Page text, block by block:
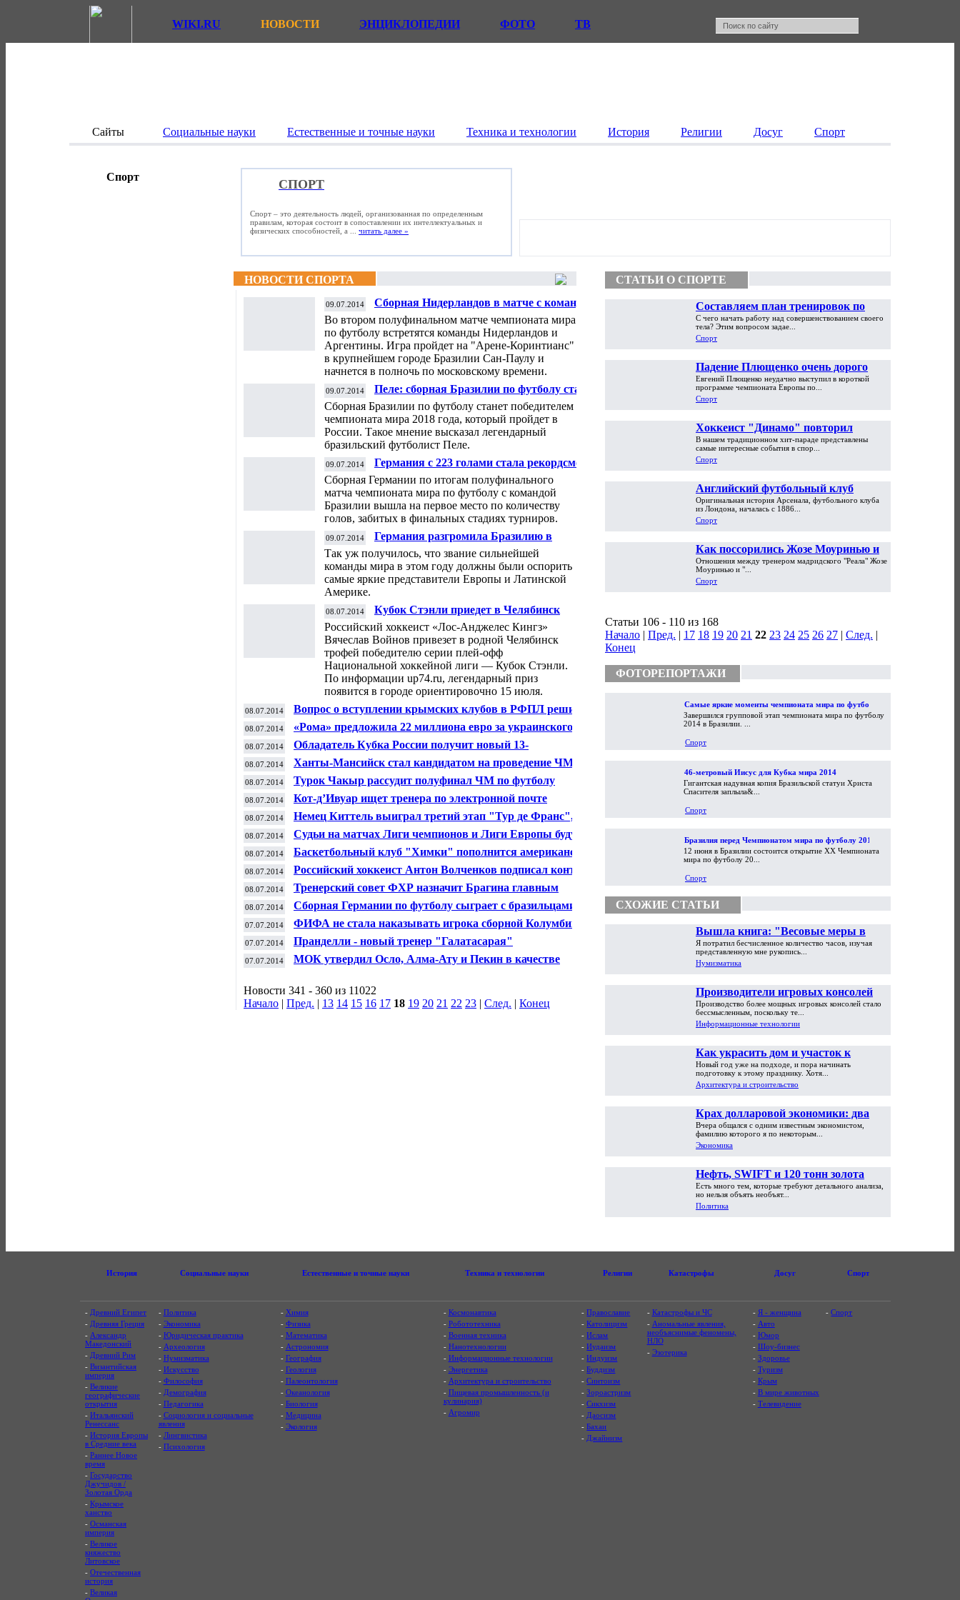
WIKI.RU НОВОСТИ ЭНЦИКЛОПЕДИИ ФОТО ТВ
Сайты Социальные науки Естественные и точные науки Техника и технологии История Религии Досуг Спорт
Спорт
СПОРТ
Спорт – это деятельность людей, организованная по определенным
правилам, которая состоит в сопоставлении их интеллектуальных и
физических способностей, а ... читать далее »
НОВОСТИ СПОРТА
09.07.2014
Сборная Нидерландов в матче с командой
Аргентины может второй раз подряд
выйти в финал ЧМ
Во втором полуфинальном матче чемпионата мира
по футболу встретятся команды Нидерландов и
Аргентины. Игра пройдет на "Арене-Коринтианс"
в крупнейшем городе Бразилии Сан-Паулу и
начнется в полночь по московскому времени.
09.07.2014
Пеле: сборная Бразилии по футболу станет
чемпионом мира в 2018 году
Сборная Бразилии по футболу станет победителем
чемпионата мира 2018 года, который пройдет в
России. Такое мнение высказал легендарный
бразильский футболист Пеле.
09.07.2014
Германия с 223 голами стала рекордсменом
чемпионатов мира по футболу
Сборная Германии по итогам полуфинального
матча чемпионата мира по футболу с командой
Бразилии вышла на первое место по количеству
голов, забитых в финальных стадиях турниров.
09.07.2014
Германия разгромила Бразилию в
Так уж получилось, что звание сильнейшей
команды мира в этом году должны были оспорить
самые яркие представители Европы и Латинской
Америке.
08.07.2014
Кубок Стэнли приедет в Челябинск
Российский хоккеист «Лос-Анджелес Кингз»
Вячеслав Войнов привезет в родной Челябинск
трофей победителю серии плей-офф
Национальной хоккейной лиги — Кубок Стэнли.
По информации up74.ru, легендарный приз
появится в городе ориентировочно 15 июля.
08.07.2014
Вопрос о вступлении крымских клубов в РФПЛ решится
в течение двух недель
08.07.2014
«Рома» предложила 22 миллиона евро за украинского
футболиста
08.07.2014
Обладатель Кубка России получит новый 13-
килограммовый трофей
08.07.2014
Ханты-Мансийск стал кандидатом на проведение ЧМ-2019
по биатлону
08.07.2014
Турок Чакыр рассудит полуфинал ЧМ по футболу
Нидерланды - Аргентина
08.07.2014 Кот-д’Ивуар ищет тренера по электронной почте
08.07.2014
Немец Киттель выиграл третий этап "Тур де Франс",
Кристофф - пятый
08.07.2014
Судьи на матчах Лиги чемпионов и Лиги Европы будут
использовать баллончики с пеной
08.07.2014
Баскетбольный клуб "Химки" пополнится американским
форвардом Тайлером Хоникаттом
08.07.2014
Российский хоккеист Антон Волченков подписал контракт
с клубом НХЛ "Нэшвилл"
08.07.2014
Тренерский совет ФХР назначит Брагина главным
тренером молодежной сборной России по хоккею
08.07.2014
Сборная Германии по футболу сыграет с бразильцами в
полуфинале ЧМ-2014
07.07.2014
ФИФА не стала наказывать игрока сборной Колумбии
Хуана Суньигу за нанесение травмы Неймару
07.07.2014 Пранделли - новый тренер "Галатасарая"
07.07.2014
МОК утвердил Осло, Алма-Ату и Пекин в качестве
Новости 341 - 360 из 11022
Начало | Пред. | 13 14 15 16 17 18 19 20 21 22 23 | След. | Конец
СТАТЬИ О СПОРТЕ
Составляем план тренировок по
бодибилдингу
С чего начать работу над совершенствованием своего
тела? Этим вопросом задае...
Спорт
Падение Плющенко очень дорого
обойдется России в Сочи
Евгений Плющенко неудачно выступил в короткой
программе чемпионата Европы по...
Спорт
Хоккеист "Динамо" повторил
уникальный "гол Гранлунда"
В нашем традиционном хит-параде представлены
самые интересные события в спор...
Спорт
Английский футбольный клуб
Арсенал - долгий путь к
заслуженному успеху
Оригинальная история Арсенала, футбольного клуба
из Лондона, началась с 1886...
Спорт
Как поссорились Жозе Моуринью и
Криштиану Роналду
Отношения между тренером мадридского "Реала" Жозе
Моуринью и "...
Спорт
Статьи 106 - 110 из 168
Начало | Пред. | 17 18 19 20 21 22 23 24 25 26 27 | След. |
Конец
ФОТОРЕПОРТАЖИ
Самые яркие моменты чемпионата мира по футболу
2014
Завершился групповой этап чемпионата мира по футболу
2014 в Бразилии. ...
Спорт
46-метровый Иисус для Кубка мира 2014
Гигантская надувная копия Бразильской статуи Христа
Спасителя заплыла&...
Спорт
Бразилия перед Чемпионатом мира по футболу 2014
12 июня в Бразилии состоится открытие XX Чемпионата
мира по футболу 20...
Спорт
СХОЖИЕ СТАТЬИ
Вышла книга: "Весовые меры в
торговой практике Античности и
Средневековья"
Я потратил бесчисленное количество часов, изучая
представленную мне рукопись...
Нумизматика
Производители игровых консолей
достигли предела возможностей
Производство более мощных игровых консолей стало
бессмысленным, поскольку те...
Информационные технологии
Как украсить дом и участок к
Новому году
Новый год уже на подходе, и пора начинать
подготовку к этому празднику. Хотя...
Архитектура и строительство
Крах долларовой экономики: два
пути обрушения
Вчера общался с одним известным экономистом,
фамилию которого я по некоторым...
Экономика
Нефть, SWIFT и 120 тонн золота
Есть много тем, которые требуют детального анализа,
но нельзя объять необъят...
Политика
История Социальные науки Естественные и точные науки Техника и технологии Религии Катастрофы Досуг Спорт
- Древний Египет
- Древняя Греция
- Александр
Македонский
- Древний Рим
- Византийская
империя
- Великие
географические
открытия
- Итальянский
Ренессанс
- История Европы
в Средние века
- Раннее Новое
время
- Государство
Джучидов /
Золотая Орда
- Крымское
ханство
- Османская
империя
- Великое
княжество
Литовское
- Отечественная
история
- Великая
- Политика
- Экономика
- Юридическая практика
- Археология
- Нумизматика
- Искусство
- Философия
- Демография
- Педагогика
- Социология и социальные
явления
- Лингвистика
- Психология
- Химия
- Физика
- Математика
- Астрономия
- География
- Геология
- Палеонтология
- Океанология
- Биология
- Медицина
- Экология
- Космонавтика
- Робототехника
- Военная техника
- Нанотехнологии
- Информационные технологии
- Энергетика
- Архитектура и строительство
- Пищевая промышленность (и
кулинария)
- Агромир
-Православие
-Католицизм
-Ислам
-Иудаизм
-Индуизм
-Буддизм
-Синтоизм
-Зороастризм
-Сикхизм
- Даосизм
-Бахаи
- Джайнизм
- Катастрофы и ЧС
- Аномальные явления,
необъяснимые феномены,
НЛО
- Эзотерика
- Я - женщина
- Авто
- Юмор
- Шоу-бизнес
- Здоровье
- Туризм
- Крым
- В мире животных
- Телевидение
-Спорт